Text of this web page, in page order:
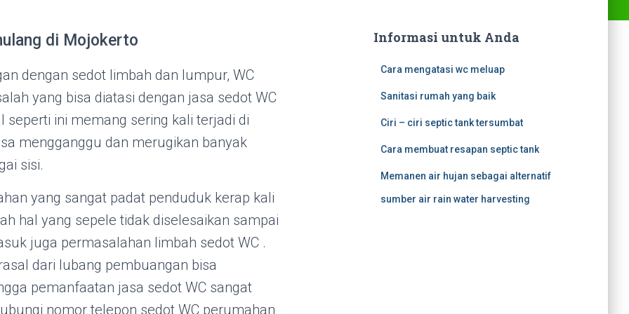
di Mojokerto
dengan sedot limbah dan lumpur, WC
yang bisa diatasi dengan jasa sedot WC
ini memang sering kali terjadi di
mengganggu dan merugikan banyak
sisi.
yang sangat padat penduduk kerap kali
hal yang sepele tidak diselesaikan sampai
juga permasalahan limbah sedot WC .
dari lubang pembuangan bisa
pemanfaatan jasa sedot WC sangat
nomor telepon sedot WC perumahan
Informasi untuk Anda
Cara mengatasi wc meluap
Sanitasi rumah yang baik
Ciri – ciri septic tank tersumbat
Cara membuat resapan septic tank
Memanen air hujan sebagai alternatif
sumber air rain water harvesting